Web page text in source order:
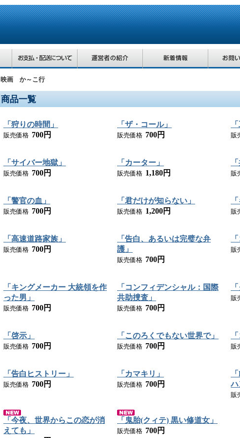
映画 か～こ行
商品一覧
「狩りの時間」
販売価格 700円
「ザ・コール」
販売価格 700円 販
「サイバー地獄」
販売価格 700円
「カーター」
販売価格 1,180円 販
「警官の血」
販売価格 700円
「君だけが知らない」
販売価格 1,200円 販
「高速道路家族」
販売価格 700円
「告白、あるいは完璧な弁
護」
販売価格 700円
販
「キングメーカー 大統領を作
った男」
販売価格 700円
「コンフィデンシャル：国際
共助捜査」
販売価格 700円
販
「啓示」
販売価格 700円
「このろくでもない世界で」
販売価格 700円 販
「告白ヒストリー」
販売価格 700円
「カマキリ」
販売価格 700円
ハ
販
「今夜、世界からこの恋が消
えても」
「鬼胎(クィテ) 黒い修道女」
販売価格 700円